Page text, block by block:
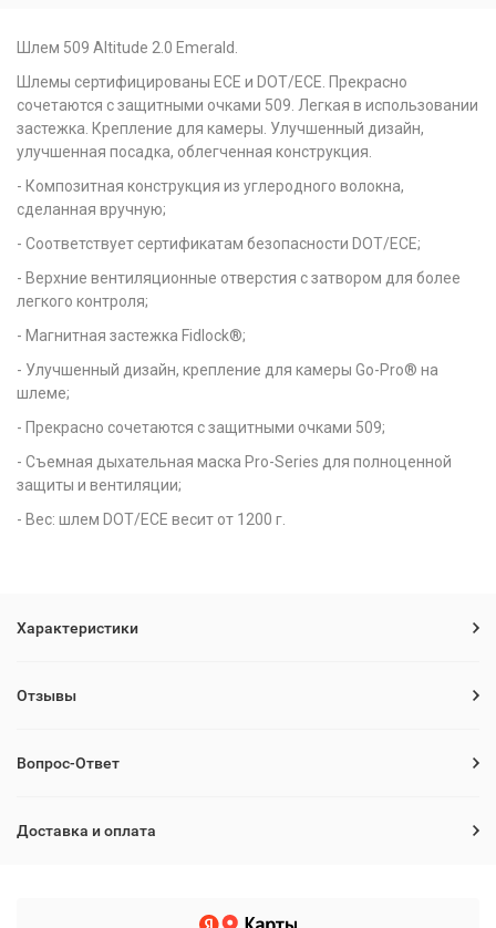
Шлем 509 Altitude 2.0 Emerald.
Шлемы сертифицированы ECE и DOT/ECE. Прекрасно
сочетаются с защитными очками 509. Легкая в использовании
застежка. Крепление для камеры. Улучшенный дизайн,
улучшенная посадка, облегченная конструкция.
- Композитная конструкция из углеродного волокна,
сделанная вручную;
- Соответствует сертификатам безопасности DOT/ECE;
- Верхние вентиляционные отверстия с затвором для более
легкого контроля;
- Магнитная застежка Fidlock®;
- Улучшенный дизайн, крепление для камеры Go-Pro® на
шлеме;
- Прекрасно сочетаются с защитными очками 509;
- Съемная дыхательная маска Pro-Series для полноценной
защиты и вентиляции;
- Вес: шлем DOT/ECE весит от 1200 г.
Характеристики
Отзывы
Вопрос-Ответ
Доставка и оплата